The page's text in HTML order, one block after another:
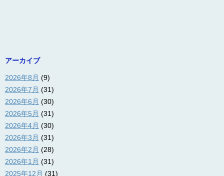
アーカイブ
2026年8月 (9)
2026年7月 (31)
2026年6月 (30)
2026年5月 (31)
2026年4月 (30)
2026年3月 (31)
2026年2月 (28)
2026年1月 (31)
2025年12月 (31)